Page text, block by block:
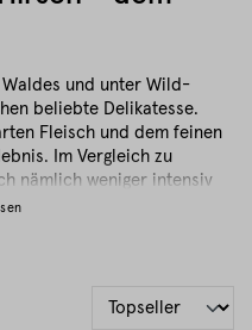
und unter Wild-
beliebte Delikatesse.
Fleisch und dem feinen
Im Vergleich zu
nämlich weniger intensiv
Einsteiger“ geeignet.